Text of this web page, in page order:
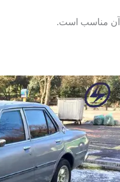
آن مناسب است.